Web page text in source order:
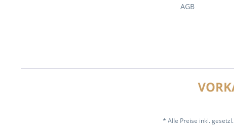
AGB
* Alle Preise inkl.